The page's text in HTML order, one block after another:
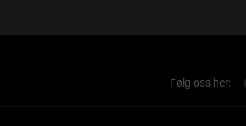
Følg oss her: